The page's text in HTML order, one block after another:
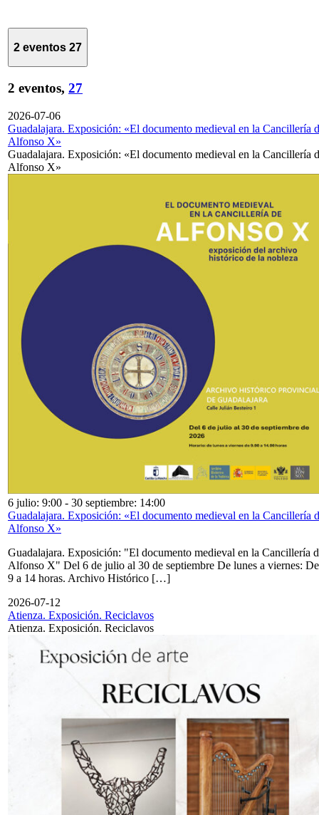
2 eventos 27
2 eventos, 27
2026-07-06
Guadalajara. Exposición: «El documento medieval en la Cancillería
Alfonso X»
Guadalajara. Exposición: «El documento medieval en la Cancillería
Alfonso X»
6 julio: 9:00 - 30 septiembre: 14:00
Guadalajara. Exposición: «El documento medieval en la Cancillería
Alfonso X»
Guadalajara. Exposición: "El documento medieval en la Cancillería
Alfonso X" Del 6 de julio al 30 de septiembre De lunes a viernes: De
9 a 14 horas. Archivo Histórico […]
2026-07-12
Atienza. Exposición. Reciclavos
Atienza. Exposición. Reciclavos